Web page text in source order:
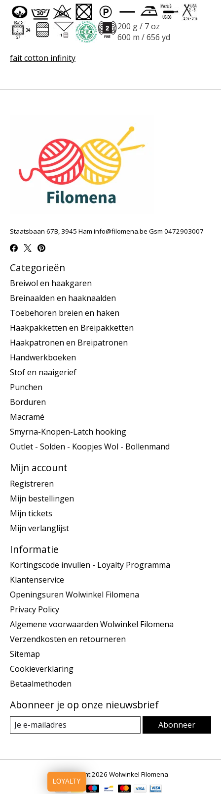
200 g / 7 oz
600 m / 656 yd
fait cotton infinity
Staatsbaan 67B, 3945 Ham info@filomena.be Gsm 0472903007
Categorieën
Breiwol en haakgaren
Breinaalden en haaknaalden
Toebehoren breien en haken
Haakpakketten en Breipakketten
Haakpatronen en Breipatronen
Handwerkboeken
Stof en naaigerief
Punchen
Borduren
Macramé
Smyrna-Knopen-Latch hooking
Outlet - Solden - Koopjes Wol - Bollenmand
Mijn account
Registreren
Mijn bestellingen
Mijn tickets
Mijn verlanglijst
Informatie
Kortingscode invullen - Loyalty Programma
Klantenservice
Openingsuren Wolwinkel Filomena
Privacy Policy
Algemene voorwaarden Wolwinkel Filomena
Verzendkosten en retourneren
Sitemap
Cookieverklaring
Betaalmethoden
Abonneer je op onze nieuwsbrief
Abonneer
© Copyright 2026 Wolwinkel Filomena
LOYALTY